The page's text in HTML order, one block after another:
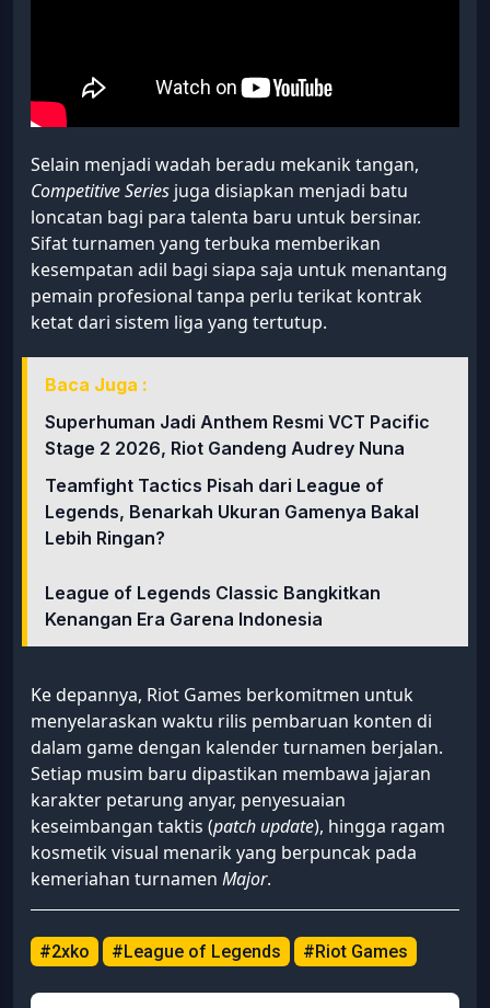
Selain menjadi wadah beradu mekanik tangan,
Competitive Series juga disiapkan menjadi batu
loncatan bagi para talenta baru untuk bersinar.
Sifat turnamen yang terbuka memberikan
kesempatan adil bagi siapa saja untuk menantang
pemain profesional tanpa perlu terikat kontrak
ketat dari sistem liga yang tertutup.
Baca Juga :
Superhuman Jadi Anthem Resmi VCT Pacific
Stage 2 2026, Riot Gandeng Audrey Nuna
Teamfight Tactics Pisah dari League of
Legends, Benarkah Ukuran Gamenya Bakal
Lebih Ringan?
League of Legends Classic Bangkitkan
Kenangan Era Garena Indonesia
Ke depannya, Riot Games berkomitmen untuk
menyelaraskan waktu rilis pembaruan konten di
dalam game dengan kalender turnamen berjalan.
Setiap musim baru dipastikan membawa jajaran
karakter petarung anyar, penyesuaian
keseimbangan taktis (patch update), hingga ragam
kosmetik visual menarik yang berpuncak pada
kemeriahan turnamen Major.
#2xko #League of Legends #Riot Games